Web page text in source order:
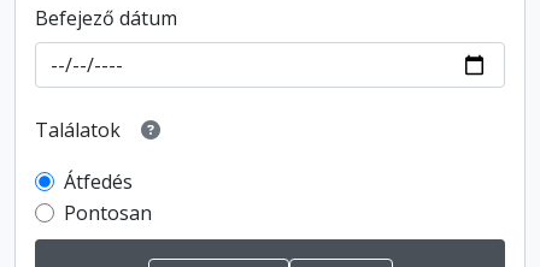
Befejező dátum
Találatok
Átfedés
Pontosan